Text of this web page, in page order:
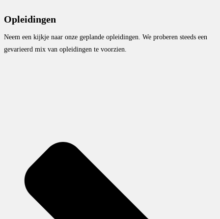
Opleidingen
Neem een kijkje naar onze geplande opleidingen. We proberen steeds een
gevarieerd mix van opleidingen te voorzien.